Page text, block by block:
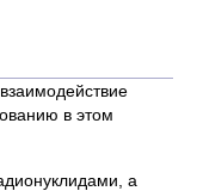
в этом
а